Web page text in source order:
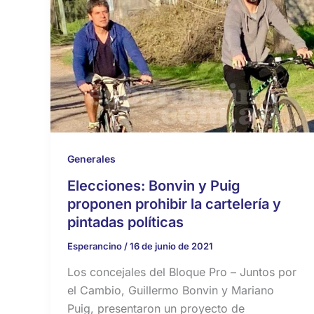
Generales
Elecciones: Bonvin y Puig
proponen prohibir la cartelería y
pintadas políticas
Esperancino /16 de junio de 2021
Los concejales del Bloque Pro – Juntos por
el Cambio, Guillermo Bonvin y Mariano
Puig, presentaron un proyecto de